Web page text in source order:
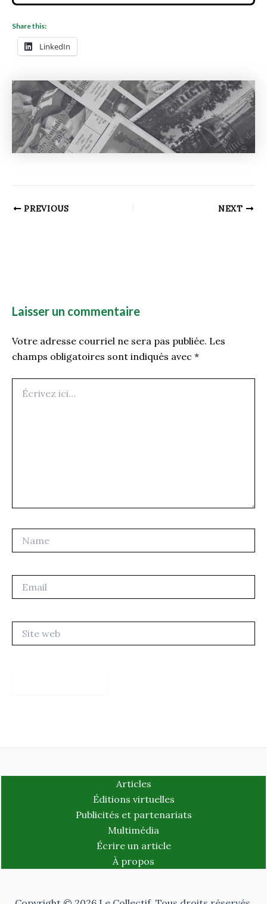
Share this:
LinkedIn
PREVIOUS NEXT
Laisser un commentaire
Votre adresse courriel ne sera pas publiée. Les
champs obligatoires sont indiqués avec *
ici…
web
Articles
Éditions virtuelles
Publicités et partenariats
Multimédia
Écrire un article
À propos